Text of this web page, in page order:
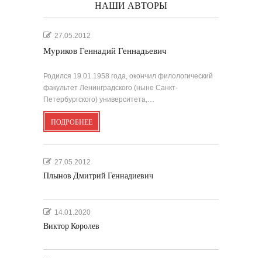
НАШИ АВТОРЫ
27.05.2012
Муриков Геннадий Геннадьевич
Родился 19.01.1958 года, окончил филологический
факультет Ленинградского (ныне Санкт-
Петербургского) университета,…
ПОДРОБНЕЕ
27.05.2012
Плынов Дмитрий Геннадиевич
14.01.2020
Виктор Королев